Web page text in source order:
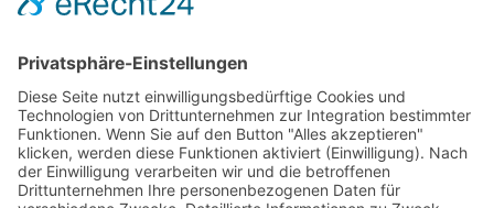
Montag bis Donnerstag
10:00 Uhr bis 13:00 Uhr
Zentrale:0711-619 25 0
Alle Ansprechpartner*innen
Biblische Reisen